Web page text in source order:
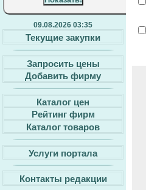
09.08.2026 03:35
Текущие закупки
Запросить цены
Добавить фирму
Каталог цен
Рейтинг фирм
Каталог товаров
Услуги портала
Контакты редакции